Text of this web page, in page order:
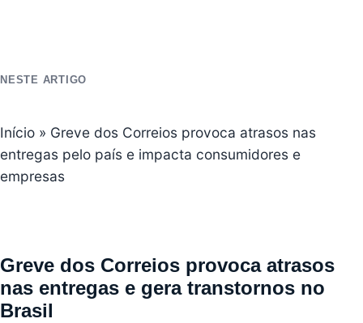
NESTE ARTIGO
Início » Greve dos Correios provoca atrasos nas
entregas pelo país e impacta consumidores e
empresas
Greve dos Correios provoca atrasos
nas entregas e gera transtornos no
Brasil